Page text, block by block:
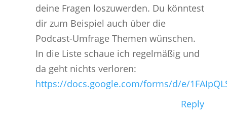
deine Fragen loszuwerden. Du könntest
dir zum Beispiel auch über die
Podcast-Umfrage Themen wünschen.
In die Liste schaue ich regelmäßig und
da geht nichts verloren:
https://docs.google.com/forms/d/e/
Reply